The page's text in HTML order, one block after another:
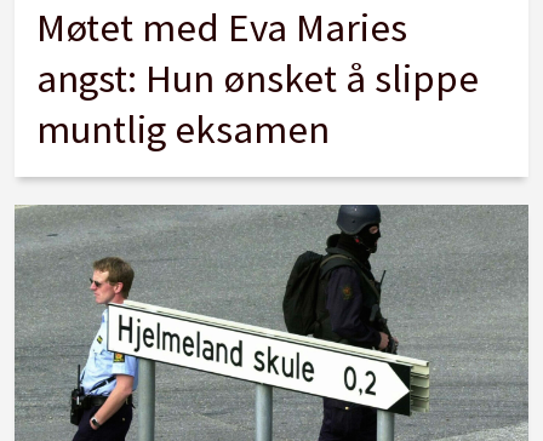
Møtet med Eva Maries
angst: Hun ønsket å slippe
muntlig eksamen